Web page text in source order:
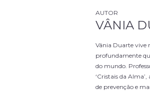
VÂNIA
Vânia Duarte vive
profundamente
do mundo.
‘Cristais da
de prevenção e